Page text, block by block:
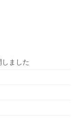
ました